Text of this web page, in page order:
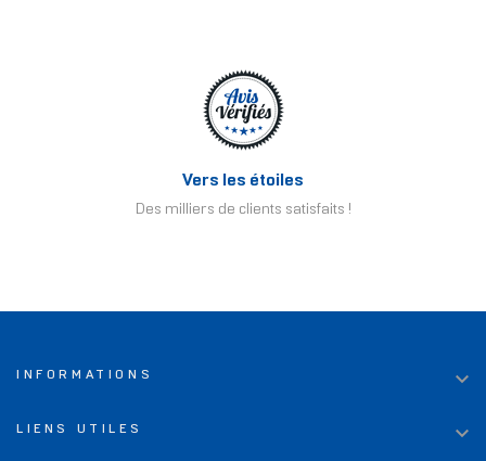
Vers les étoiles
Des milliers de clients satisfaits !
INFORMATIONS 
LIENS UTILES 